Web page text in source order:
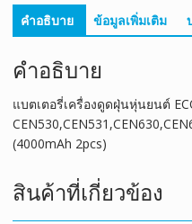
2pcs)
ชิ้น
คำอธิบาย ข้อมูลเพิ่มเติม
คำอธิบาย
แบตเตอรี่เครื่องดูดฝุ่นหุ่นยนต์
(4000mAh 2pcs)
สินค้าที่เกี่ยวข้อง